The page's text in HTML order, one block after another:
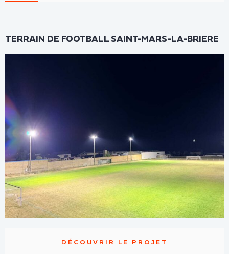
TERRAIN DE FOOTBALL SAINT-MARS-LA-BRIERE
DÉCOUVRIR LE PROJET